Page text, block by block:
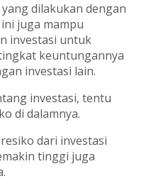
dilakukan dengan
juga mampu
investasi untuk
keuntungannya
investasi lain.
investasi, tentu
di dalamnya.
dari investasi
tinggi juga